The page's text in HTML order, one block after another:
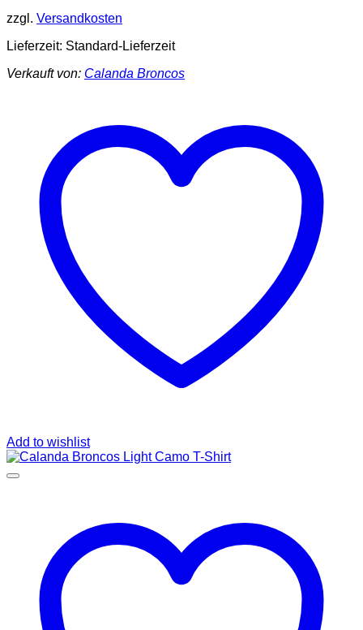
zzgl. Versandkosten
Lieferzeit: Standard-Lieferzeit
Verkauft von: Calanda Broncos
Add to wishlist